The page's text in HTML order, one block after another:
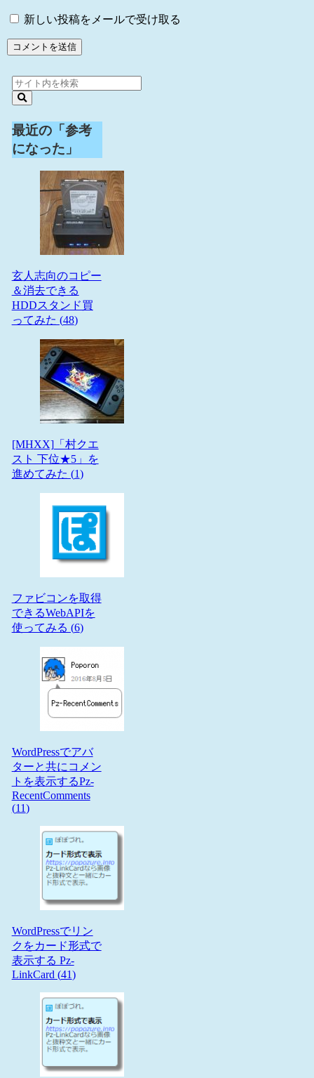
新しい投稿をメールで受け取る
最近の「参考
になった」
玄人志向のコピー
＆消去できる
HDDスタンド買
ってみた (48)
[MHXX]「村クエ
スト 下位★5」を
進めてみた (1)
ファビコンを取得
できるWebAPIを
使ってみる (6)
WordPressでアバ
ターと共にコメン
トを表示するPz-
RecentComments
(11)
WordPressでリン
クをカード形式で
表示する Pz-
LinkCard (41)